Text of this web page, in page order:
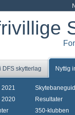
DFS skytterlag Nyttig
2021
2020
Resultater
350-klubben